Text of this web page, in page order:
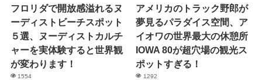
フロリダで開放感溢れるヌ
ーディストビーチスポット
５選、ヌーディストカルチ
ャーを実体験すると世界観
が変わります！
1554
アメリカのトラック野郎が
夢見るパラダイス空間、ア
イオワの世界最大の休憩所
IOWA 80が超穴場の観光ス
ポットすぎる！
1292